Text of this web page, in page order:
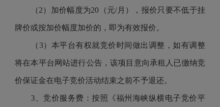
（2）加价幅度为20（元/月），报价只要不低于挂
牌价或按加价幅度加价的，即为有效报价。
（ 3）本平台有权就竞价时间做出调整，如有调整
将在本平台网站进行公告，该项目意向承租人已缴纳竞
价保证金在电子竞价活动结束之前不予退还。
3、竞价服务费：按照 《福州海峡纵横电子竞价平